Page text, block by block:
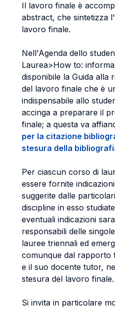
Il lavoro finale è
abstract, che sintetizza
lavoro finale.
Nell'Agenda dello
Laurea>How to:
disponibile la Guida alla
del lavoro finale che è
indispensabile allo
accinga a preparare il
finale; a questa va
per la citazione
stesura della
Per ciascun corso di
essere fornite
suggerite dalle
discipline in esso
eventuali indicazioni
responsabili delle singole
lauree triennali ed
comunque dal rapporto
e il suo docente tutor,
stesura del lavoro finale.
Si invita in particolare